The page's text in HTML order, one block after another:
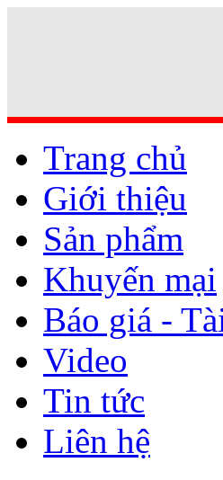
Trang chủ
Giới thiệu
Sản phẩm
Khuyến mại
Báo giá -
Video
Tin tức
Liên hệ